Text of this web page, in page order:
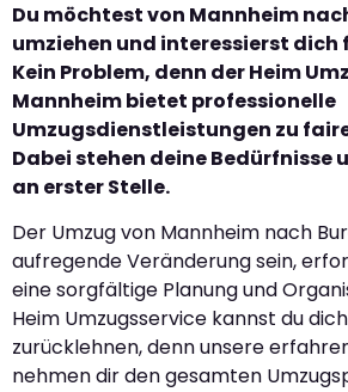
Du möchtest von Mannheim
umziehen und interessierst dich
Kein Problem, denn der Heim
Mannheim bietet professionelle
Umzugsdienstleistungen zu
Dabei stehen deine Bedürfnisse
an erster Stelle.
Der Umzug von Mannheim nach
aufregende Veränderung sein,
eine sorgfältige Planung und
Heim Umzugsservice kannst du
zurücklehnen, denn unsere
nehmen dir den gesamten